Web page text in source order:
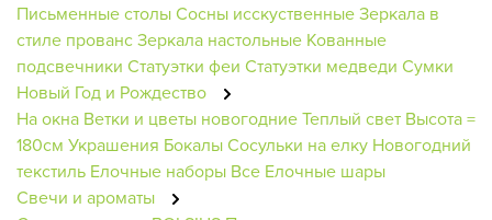
Письменные столыСосны исскуственныеЗеркала в
стиле провансЗеркала настольные Кованные
подсвечники Статуэтки феи Статуэтки медведи Сумки
Новый Год и Рождество
На окна Ветки и цветы новогодниеТеплый свет Высота =
180см Украшения БокалыСосульки на елку Новогодний
текстиль Елочные наборы Все Елочные шары
Свечи и ароматы